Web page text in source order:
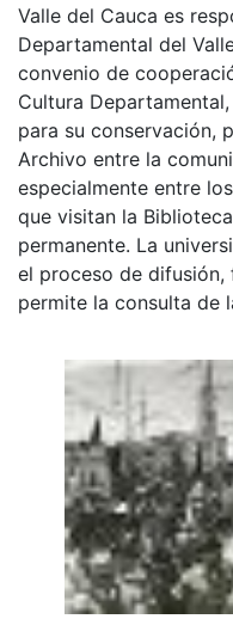
Valle del Cauca es
Departamental del
convenio de
Cultura
para su conservación,
Archivo entre la
especialmente entre
que visitan la
permanente. La
el proceso de
permite la consulta de